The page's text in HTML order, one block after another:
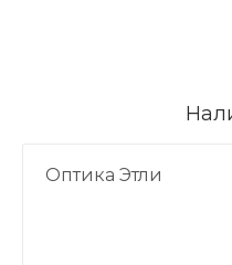
Оптика Этли